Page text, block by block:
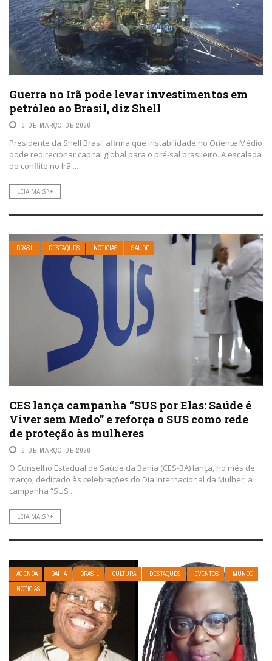
Guerra no Irã pode levar investimentos em
petróleo ao Brasil, diz Shell
6 DE MARÇO DE 2026
Presidente da Shell Brasil afirma que instabilidade no Oriente Médio
pode redirecionar capital global para o pré-sal brasileiro. A escalada
do conflito no Irã ...
LEIA MAIS \+
BRASIL DESTAQUES NOTÍCIAS SAÚDE
CES lança campanha “SUS por Elas: Saúde é
Viver sem Medo” e reforça o SUS como rede
de proteção às mulheres
6 DE MARÇO DE 2026
O Conselho Estadual de Saúde da Bahia (CES-BA) lança, no mês de
março, dedicado às celebrações do Dia Internacional da Mulher, a
campanha “SUS ...
LEIA MAIS \+
AGENDA BAHIA BRASIL CULTURA DESTAQUES EVENTOS
MUNDO
NOTÍCIAS